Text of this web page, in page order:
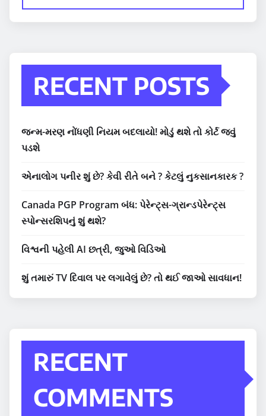
RECENT POSTS
જન્મ-મરણ નોંધણી નિયમ બદલાયો! મોડું થશે તો કોર્ટ જવું
પડશે
એનાલોગ પનીર શું છે? કેવી રીતે બને ? કેટલું નુકસાનકારક ?
Canada PGP Program બંધ: પેરેન્ટ્સ-ગ્રાન્ડપેરેન્ટ્સ
સ્પોન્સરશિપનું શું થશે?
વિશ્વની પહેલી AI છત્રી, જુઓ વિડિઓ
શું તમારું TV દિવાલ પર લગાવેલું છે? તો થઈ જાઓ સાવધાન!
RECENT
COMMENTS